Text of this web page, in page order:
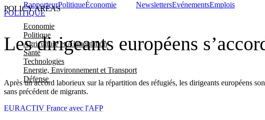
POLICY AREAS
Economie
Politique
Agriculture et Alimentation
Santé
Technologies
Energie, Environnement et Transport
Défense
RapporteurPolitiqueÉconomie NewslettersEvénementsEmplois
Les dirigeants européens
Après un accord laborieux sur la répartition des réfugiés, les dirigeants européens
sans précédent de migrants.
POLITIQUE
EURACTIV France avec l'AFP